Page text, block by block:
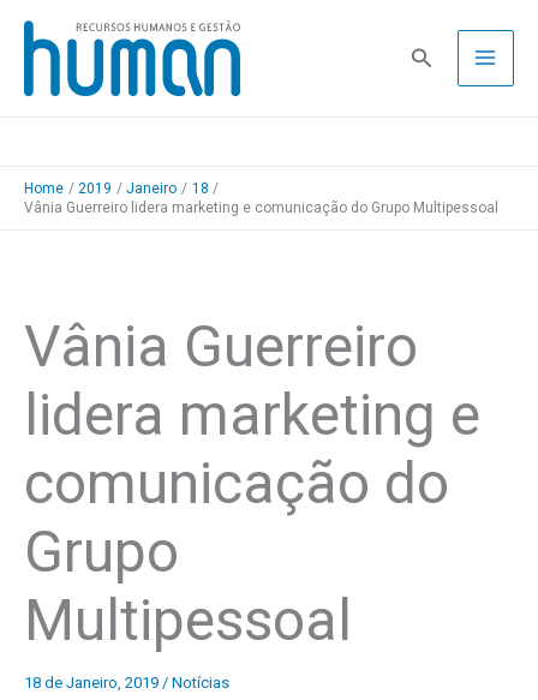
Skip
content
Pesquisa
Home 2019 Janeiro
18
Vânia Guerreiro lidera marketing e comunicação do Grupo Multipessoal
Vânia Guerreiro
lidera marketing e
comunicação do
Grupo
Multipessoal
18 de Janeiro, 2019 / Notícias